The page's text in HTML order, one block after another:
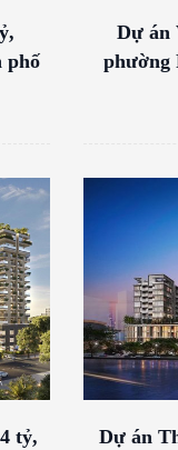
phố
Dự án
phường
tỷ,
Dự án